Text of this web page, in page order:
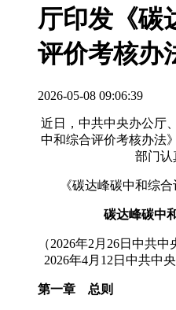
厅印发《碳
评价考核办
2026-05-08 09:06:39
近日，中共中央办公厅
中和综合评价考核办法
部门认
《碳达峰碳中和综
碳达峰碳中
（2026年2月26日中共
2026年4月12日中共中
第一章 总则